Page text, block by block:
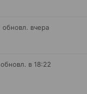
обновл. вчера
обновл. в 18:22